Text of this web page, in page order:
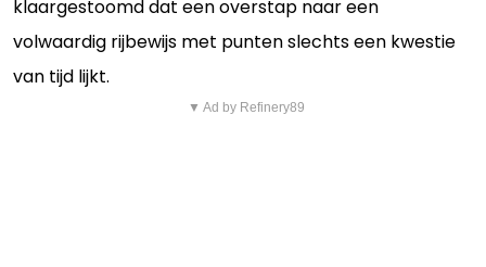
klaargestoomd dat een overstap naar een
volwaardig rijbewijs met punten slechts een kwestie
van tijd lijkt.
▼ Ad by Refinery89